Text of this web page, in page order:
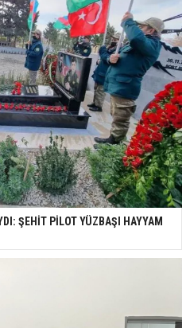
ŞEHİT PİLOT YÜZBAŞI HAYYAM